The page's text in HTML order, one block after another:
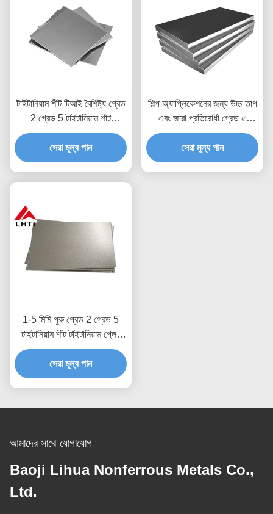
টাইটানিয়াম শীট টিআই বৈশিষ্ট্য গ্রেড
2 গ্রেড 5 টাইটানিয়াম শীট
টাইটানিয়াম প্লেট টাইটানিয়াম ফয়েল
শীট
সেরা মূল্য পান
শিল্প অ্যাপ্লিকেশনের জন্য উচ্চ তাপ
এবং জারা প্রতিরোধী গ্রেড ৫
টাইটানিয়াম শীট এবং প্লেট
সেরা মূল্য পান
1-5 মিমি পুরু গ্রেড 2 গ্রেড 5
টাইটানিয়াম শীট টাইটানিয়াম প্লেট
স্টক
সেরা মূল্য পান
আমাদের সাথে যোগাযোগ
Baoji Lihua Nonferrous Metals Co.,
Ltd.